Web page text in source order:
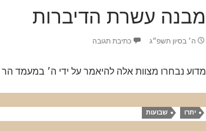
מבנה עשרת הדיברות
ה׳ בסיון תשפ״ג כתיבת תגובה
מדוע נבחרו מצוות אלה להיאמר על ידי ה׳ במעמד הר
יתרו שבועות